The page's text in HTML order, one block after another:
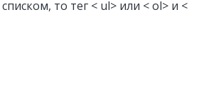
то тег < ul> или < ol> и <